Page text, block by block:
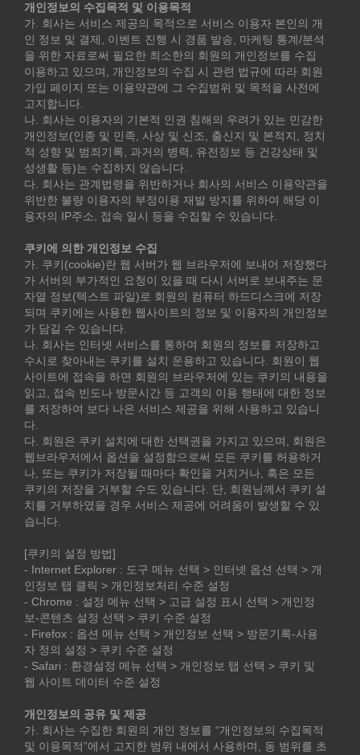
개인정보의 수집목적 및 이용목적
가. 회사는 서비스 제공의 목적으로 서비스 이용자 본인의 개
인 정보 및 결제, 이벤트 진행 시 경품 발송, 마케팅 통계/분석
을 위한 자료로써 필요한 최소한의 회원의 개인정보를 수집
이용하고 있으며, 개인정보의 수집 시 관련 법규에 따라 회원
가입 페이지 또는 이용약관에 그 수집범위 및 목적을 사전에
고지합니다.
나. 회사는 이용자의 기본적 인권 침해의 우려가 있는 민감한
개인정보(인종 및 민족, 사상 및 신조, 출신지 및 본적지, 정치
적 성향 및 범죄기록, 과거의 병력, 유전정보 등 건강상태 및
성생활 등)는 수집하지 않습니다.
다. 회사는 관계법령을 위반하거나 회사의 서비스 이용약관을
위반한 불량 이용자의 부정이용 재발 방지를 위하여 해당 이
용자의 IP주소, 접속 일시 등을 수집할 수 있습니다.
쿠키에 의한 개인정보 수집
가. 쿠키(cookie)란 웹 서버가 웹 브라우저에 보내어 저장했다
가 서버의 부가적인 요청이 있을 때 다시 서버로 보내주는 문
자열 정보(텍스트 파일)로 회원의 컴퓨터 하드디스크에 저장
되며 쿠키에는 사용한 웹사이트의 정보 및 이용자의 개인정보
가 담길 수 있습니다.
나. 회사는 인터넷 서비스를 통하여 회원의 정보를 저장하고
수시로 찾아내는 쿠키를 설치 운용하고 있습니다. 회원이 웹
사이트에 접속을 하면 회원의 브라우저에 있는 쿠키의 내용을
읽고, 접속 빈도나 방문시간 등 고객의 이용 행태에 대한 정보
를 저장하여 보다 나은 서비스 제공을 위해 사용하고 있습니
다.
다. 회원은 쿠키 설치에 대한 선택권을 가지고 있으며, 회원은
웹브라우저에서 옵션을 설정함으로써 모든 쿠키를 허용하거
나, 또는 쿠키가 저장될 때마다 확인을 거치거나, 혹은 모든
쿠키의 저장을 거부할 수도 있습니다. 단, 회원님께서 쿠키 설
치를 거부하였을 경우 서비스 제공에 어려움이 발생할 수 있
습니다.
[쿠키의 설정 방법]
- Internet Explorer : 도구 메뉴 선택 > 인터넷 옵션 선택 > 개
인정보 탭 클릭 > 개인정보처리 수준 설정
- Chrome : 설정 메뉴 선택 > 고급 설정 표시 선택 > 개인정
보-콘텐츠 설정 선택 > 쿠키 수준 설정
- Firefox : 옵션 메뉴 선택 > 개인정보 선택 > 방문기록-사용
자 정의 설정 > 쿠키 수준 설정
- Safari : 환경설정 메뉴 선택 > 개인정보 탭 선택 > 쿠키 및
웹 사이트 데이터 수준 설정
개인정보의 공유 및 제공
가. 회사는 수집한 회원의 개인 정보를 “개인정보의 수집목적
및 이용목적”에서 고지한 범위 내에서 사용하며, 동 범위를 초